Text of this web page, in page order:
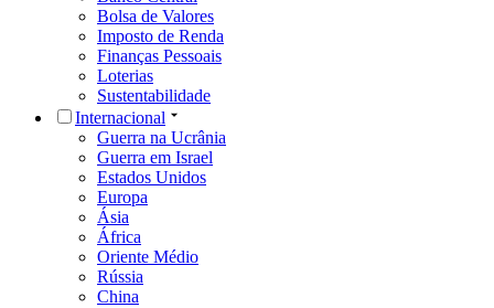
Bolsa de Valores
Imposto de Renda
Finanças Pessoais
Loterias
Sustentabilidade
Internacional
Guerra na Ucrânia
Guerra em Israel
Estados Unidos
Europa
Ásia
África
Oriente Médio
Rússia
China